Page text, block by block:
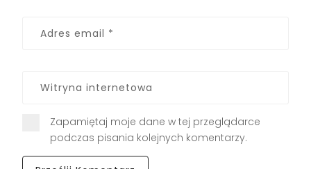
Zapamiętaj moje dane w tej przeglądarce
podczas pisania kolejnych komentarzy.